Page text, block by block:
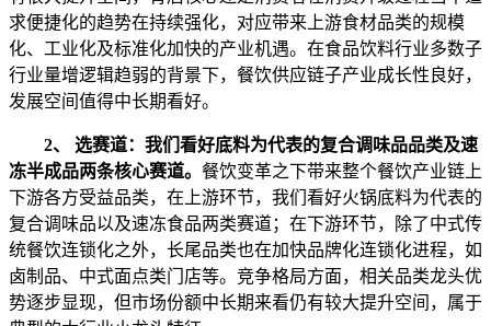
求便捷化的趋势在持续强化，对应带来上游食材品类的规模
化、工业化及标准化加快的产业机遇。在食品饮料行业多数子
行业量增逻辑趋弱的背景下，餐饮供应链子产业成长性良好，
发展空间值得中长期看好。
2、 选赛道：我们看好底料为代表的复合调味品品类及速
冻半成品两条核心赛道。 餐饮变革之下带来整个餐饮产业链上
下游各方受益品类，在上游环节，我们看好火锅底料为代表的
复合调味品以及速冻食品两类赛道；在下游环节，除了中式传
统餐饮连锁化之外，长尾品类也在加快品牌化连锁化进程，如
卤制品、中式面点类门店等。竞争格局方面，相关品类龙头优
势逐步显现，但市场份额中长期来看仍有较大提升空间，属于